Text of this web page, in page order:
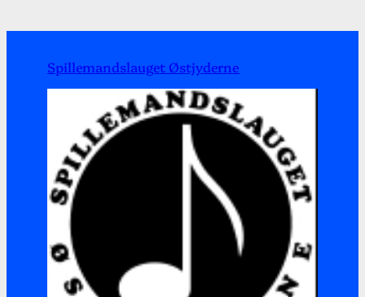
Spillemandslauget Østjyderne